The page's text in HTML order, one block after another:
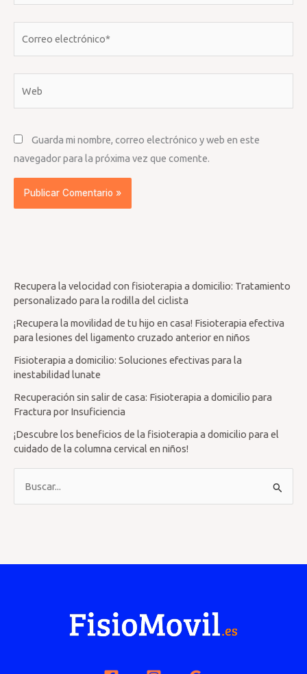
Guarda mi nombre, correo electrónico y web en este
navegador para la próxima vez que comente.
Recupera la velocidad con fisioterapia a domicilio: Tratamiento
personalizado para la rodilla del ciclista
¡Recupera la movilidad de tu hijo en casa! Fisioterapia efectiva
para lesiones del ligamento cruzado anterior en niños
Fisioterapia a domicilio: Soluciones efectivas para la
inestabilidad lunate
Recuperación sin salir de casa: Fisioterapia a domicilio para
Fractura por Insuficiencia
¡Descubre los beneficios de la fisioterapia a domicilio para el
cuidado de la columna cervical en niños!